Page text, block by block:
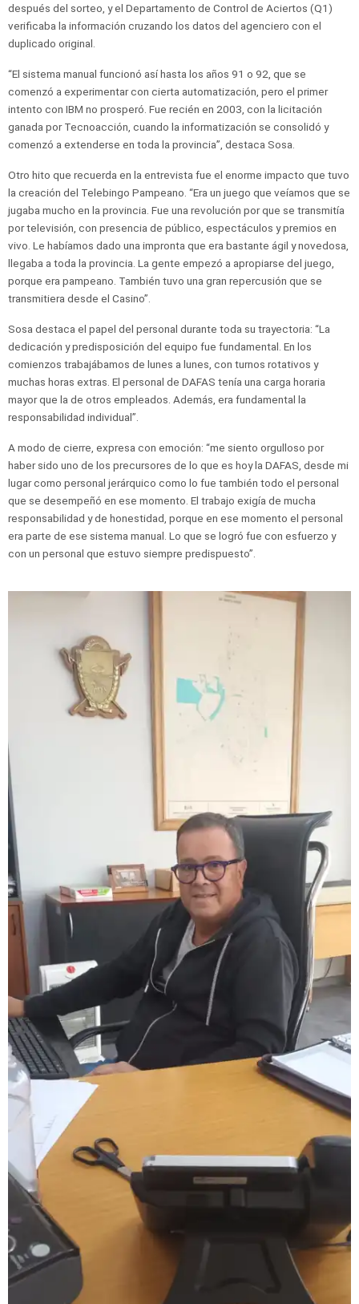
después del sorteo, y el Departamento de Control de Aciertos (Q1)
verificaba la información cruzando los datos del agenciero con el
duplicado original.
“El sistema manual funcionó así hasta los años 91 o 92, que se
comenzó a experimentar con cierta automatización, pero el primer
intento con IBM no prosperó. Fue recién en 2003, con la licitación
ganada por Tecnoacción, cuando la informatización se consolidó y
comenzó a extenderse en toda la provincia”, destaca Sosa.
Otro hito que recuerda en la entrevista fue el enorme impacto que tuvo
la creación del Telebingo Pampeano. “Era un juego que veíamos que se
jugaba mucho en la provincia. Fue una revolución por que se transmitía
por televisión, con presencia de público, espectáculos y premios en
vivo. Le habíamos dado una impronta que era bastante ágil y novedosa,
llegaba a toda la provincia. La gente empezó a apropiarse del juego,
porque era pampeano. También tuvo una gran repercusión que se
transmitiera desde el Casino”.
Sosa destaca el papel del personal durante toda su trayectoria: “La
dedicación y predisposición del equipo fue fundamental. En los
comienzos trabajábamos de lunes a lunes, con turnos rotativos y
muchas horas extras. El personal de DAFAS tenía una carga horaria
mayor que la de otros empleados. Además, era fundamental la
responsabilidad individual”.
A modo de cierre, expresa con emoción: “me siento orgulloso por
haber sido uno de los precursores de lo que es hoy la DAFAS, desde mi
lugar como personal jerárquico como lo fue también todo el personal
que se desempeñó en ese momento. El trabajo exigía de mucha
responsabilidad y de honestidad, porque en ese momento el personal
era parte de ese sistema manual. Lo que se logró fue con esfuerzo y
con un personal que estuvo siempre predispuesto”.